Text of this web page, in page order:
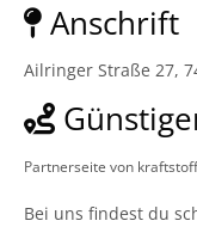
Anschrift
Ailringer Straße 27,
Partnerseite von
Bei uns findest du